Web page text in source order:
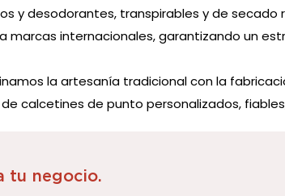
y desodorantes, transpirables y de secado
marcas internacionales, garantizando un
la artesanía tradicional con la
calcetines de punto personalizados,
tu negocio.